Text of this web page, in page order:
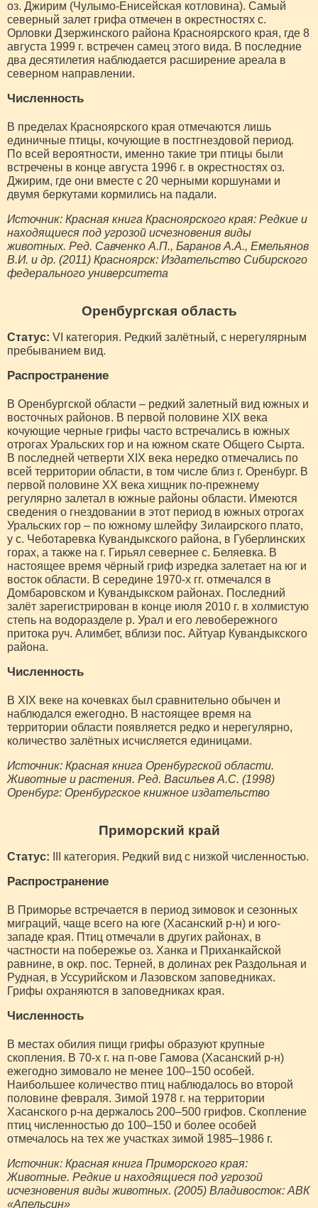
оз. Джирим (Чулымо-Енисейская котловина). Самый
северный залет грифа отмечен в окрестностях с.
Орловки Дзержинского района Красноярского края, где 8
августа 1999 г. встречен самец этого вида. В последние
два десятилетия наблюдается расширение ареала в
северном направлении.
Численность
В пределах Красноярского края отмечаются лишь
единичные птицы, кочующие в постгнездовой период.
По всей вероятности, именно такие три птицы были
встречены в конце августа 1996 г. в окрестностях оз.
Джирим, где они вместе с 20 черными коршунами и
двумя беркутами кормились на падали.
Источник: Красная книга Красноярского края: Редкие и
находящиеся под угрозой исчезновения виды
животных. Ред. Савченко А.П., Баранов А.А., Емельянов
В.И. и др. (2011) Красноярск: Издательство Сибирского
федерального университета
Оренбургская область
Статус: VI категория. Редкий залётный, с нерегулярным
пребыванием вид.
Распространение
В Оренбургской области – редкий залетный вид южных и
восточных районов. В первой половине XIX века
кочующие черные грифы часто встречались в южных
отрогах Уральских гор и на южном скате Общего Сырта.
В последней четверти XIX века нередко отмечались по
всей территории области, в том числе близ г. Оренбург. В
первой половине XX века хищник по-прежнему
регулярно залетал в южные районы области. Имеются
сведения о гнездовании в этот период в южных отрогах
Уральских гор – по южному шлейфу Зилаирского плато,
у с. Чеботаревка Кувандыкского района, в Губерлинских
горах, а также на г. Гирьял севернее с. Беляевка. В
настоящее время чёрный гриф изредка залетает на юг и
восток области. В середине 1970-х гг. отмечался в
Домбаровском и Кувандыкском районах. Последний
залёт зарегистрирован в конце июля 2010 г. в холмистую
степь на водоразделе р. Урал и его левобережного
притока руч. Алимбет, вблизи пос. Айтуар Кувандыкского
района.
Численность
В XIX веке на кочевках был сравнительно обычен и
наблюдался ежегодно. В настоящее время на
территории области появляется редко и нерегулярно,
количество залётных исчисляется единицами.
Источник: Красная книга Оренбургской области.
Животные и растения. Ред. Васильев А.С. (1998)
Оренбург: Оренбургское книжное издательство
Приморский край
Статус: III категория. Редкий вид с низкой численностью.
Распространение
В Приморье встречается в период зимовок и сезонных
миграций, чаще всего на юге (Хасанский р-н) и юго-
западе края. Птиц отмечали в других районах, в
частности на побережье оз. Ханка и Приханкайской
равнине, в окр. пос. Терней, в долинах рек Раздольная и
Рудная, в Уссурийском и Лазовском заповедниках.
Грифы охраняются в заповедниках края.
Численность
В местах обилия пищи грифы образуют крупные
скопления. В 70-х г. на п-ове Гамова (Хасанский р-н)
ежегодно зимовало не менее 100–150 особей.
Наибольшее количество птиц наблюдалось во второй
половине февраля. Зимой 1978 г. на территории
Хасанского р-на держалось 200–500 грифов. Скопление
птиц численностью до 100–150 и более особей
отмечалось на тех же участках зимой 1985–1986 г.
Источник: Красная книга Приморского края:
Животные. Редкие и находящиеся под угрозой
исчезновения виды животных. (2005) Владивосток: АВК
«Апельсин»